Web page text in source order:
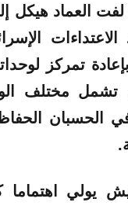
لفت العماد
بإعادة تمركز
مختلف
الحسبان
يولي اهتماما